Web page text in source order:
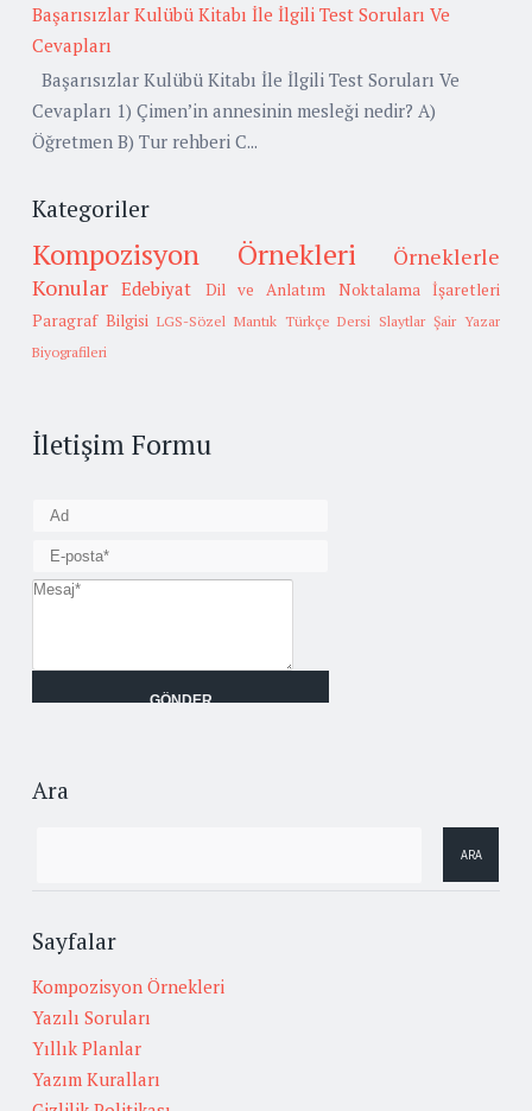
Başarısızlar Kulübü Kitabı İle İlgili Test Soruları Ve
Cevapları
Başarısızlar Kulübü Kitabı İle İlgili Test Soruları Ve
Cevapları 1) Çimen’in annesinin mesleği nedir? A)
Öğretmen B) Tur rehberi C...
Kategoriler
Kompozisyon Örnekleri
Örneklerle
Konular Edebiyat Dil ve Anlatım
Noktalama İşaretleri
Paragraf Bilgisi LGS-Sözel Mantık Türkçe Dersi Slaytlar Şair Yazar
Biyografileri
İletişim Formu
Ara
Sayfalar
Kompozisyon Örnekleri
Yazılı Soruları
Yıllık Planlar
Yazım Kuralları